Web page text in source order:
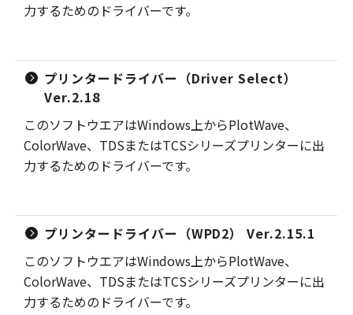
力するためのドライバーです。
プリンタードライバー（Driver Select）
Ver.2.18
このソフトウエアはWindows上からPlotWave、
ColorWave、TDSまたはTCSシリーズプリンターに出
力するためのドライバーです。
プリンタードライバー（WPD2） Ver.2.15.1
このソフトウエアはWindows上からPlotWave、
ColorWave、TDSまたはTCSシリーズプリンターに出
力するためのドライバーです。